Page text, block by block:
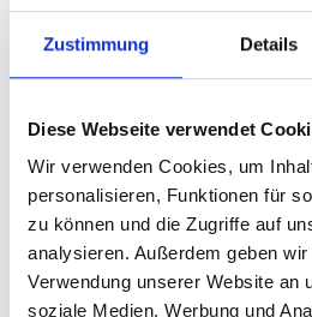
Zustimmung Details
Diese Webseite verwendet
Wir verwenden Cookies, um
personalisieren, Funktionen für
zu können und die Zugriffe auf
analysieren. Außerdem geben
Verwendung unserer Website an
soziale Medien, Werbung und
Ähnliche Artikel
Produktgalerie überspringen
Blanc